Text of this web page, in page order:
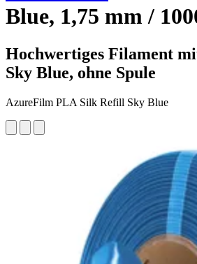
Blue, 1,75 mm /
Hochwertiges Filament
Sky Blue, ohne Spule
AzureFilm PLA Silk Refill Sky Blue